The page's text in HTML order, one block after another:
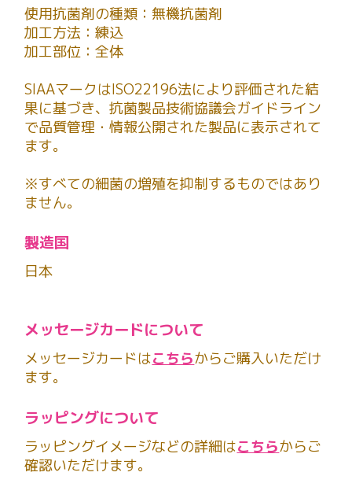
使用抗菌剤の種類：無機抗菌剤
加工方法：練込
加工部位：全体
SIAAマークはISO22196法により評価された結
果に基づき、抗菌製品技術協議会ガイドライン
で品質管理・情報公開された製品に表示されて
ます。
※すべての細菌の増殖を抑制するものではあり
ません。
製造国
日本
メッセージカードについて
メッセージカードはこちらからご購入いただけ
ます。
ラッピングについて
ラッピングイメージなどの詳細はこちらからご
確認いただけます。